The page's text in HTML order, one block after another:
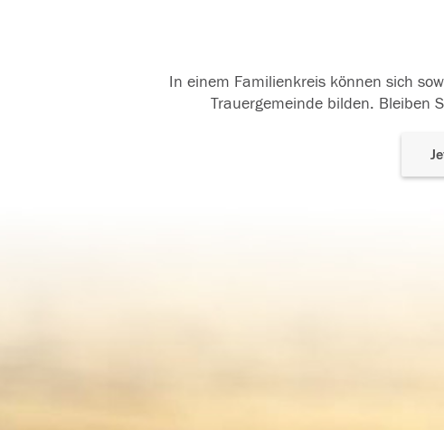
In einem Familienkreis können sich
Trauergemeinde bilden. Bleiben